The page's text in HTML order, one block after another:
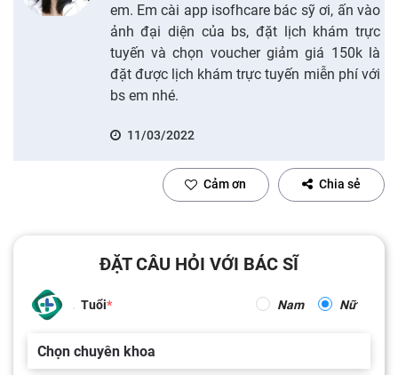
em. Em cài app isofhcare bác sỹ ơi, ấn vào
ảnh đại diện của bs, đặt lịch khám trực
tuyến và chọn voucher giảm giá 150k là
đặt được lịch khám trực tuyến miễn phí với
bs em nhé.
11/03/2022
Cảm ơn Chia sẻ
ĐẶT CÂU HỎI VỚI BÁC SĨ
Tuổi Nam Nữ
Chọn chuyên khoa